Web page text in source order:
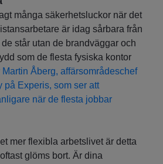
många säkerhetsluckor när det
är idag sårbara från
står utan de brandväggar och
som de flesta fysiska kontor
Martin Åberg, affärsområdeschef
på Experis, som ser att
när de flesta jobbar
mer flexibla arbetslivet är detta
glöms bort. Är dina